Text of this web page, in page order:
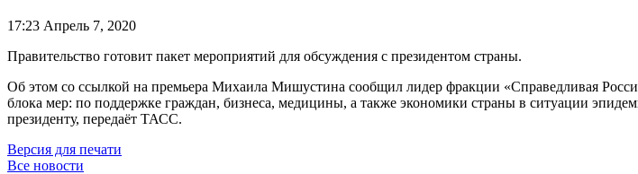
17:23 Апрель 7, 2020
Правительство готовит пакет мероприятий для обсуждения с президентом страны.
Об этом со ссылкой на премьера Михаила Мишустина сообщил лидер фракции «Справедливая
блока мер: по поддержке граждан, бизнеса, медицины, а также экономики страны в ситуации
президенту, передаёт ТАСС.
Версия для печати
Все новости